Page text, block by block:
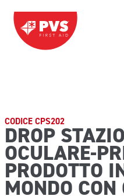
Vai al contenuto
Navigazione
CODICE CPS202
DROP
OCULARE-
PRODOTTO
MONDO CON